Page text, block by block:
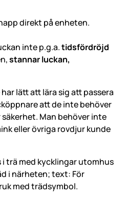
direkt på enheten.
inte p.g.a.tidsfördröjd
stannar luckan,
lätt att lära sig att passera
att de inte behöver
Man behöver inte
eller övriga rovdjur kunde